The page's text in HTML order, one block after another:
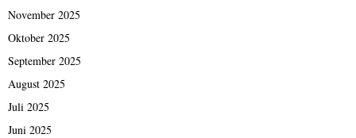
November 2025
Oktober 2025
September 2025
August 2025
Juli 2025
Juni 2025